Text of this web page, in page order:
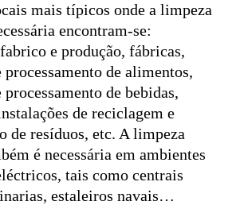
mais típicos onde a limpeza
encontram-se:
e produção, fábricas,
processamento de alimentos,
de bebidas,
de reciclagem e
de resíduos, etc. A limpeza
é necessária em ambientes
tais como centrais
estaleiros navais…